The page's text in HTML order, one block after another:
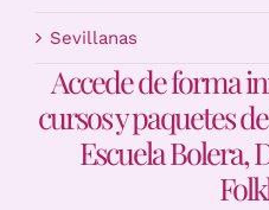
Sevillanas
Accede de forma
cursos y paquetes
Escuela Bolera,